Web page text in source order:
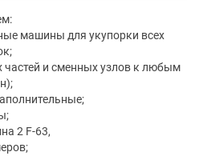
машины для укупорки всех
и сменных узлов к любым
2 F-63,